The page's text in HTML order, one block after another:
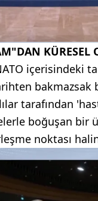
KÜRESEL
içerisindeki
bakmazsak
tarafından
boğuşan bir
noktası